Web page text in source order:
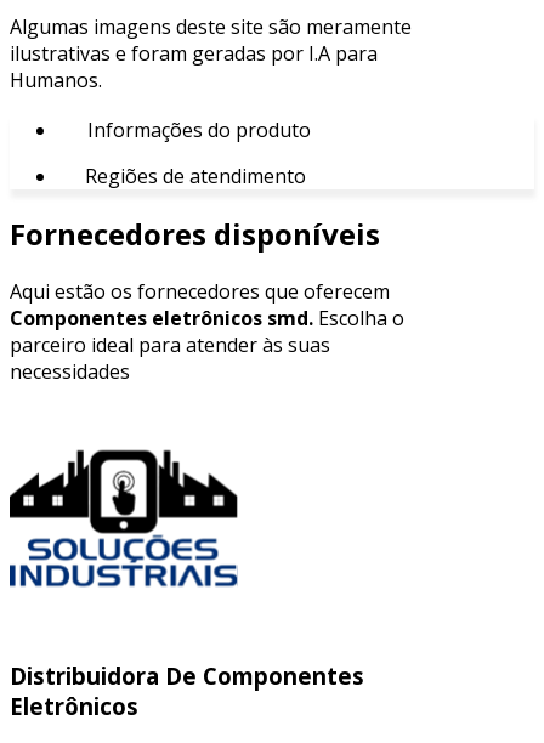
Algumas imagens deste site são meramente
ilustrativas e foram geradas por I.A para
Humanos.
Informações do produto
Regiões de atendimento
Fornecedores disponíveis
Aqui estão os fornecedores que oferecem
Componentes eletrônicos smd. Escolha o
parceiro ideal para atender às suas
necessidades
Distribuidora De Componentes
Eletrônicos